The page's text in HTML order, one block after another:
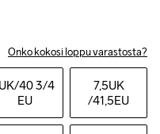
Onko kokosi loppu varastosta?
/40 3/4
EU
7,5UK
/41,5EU